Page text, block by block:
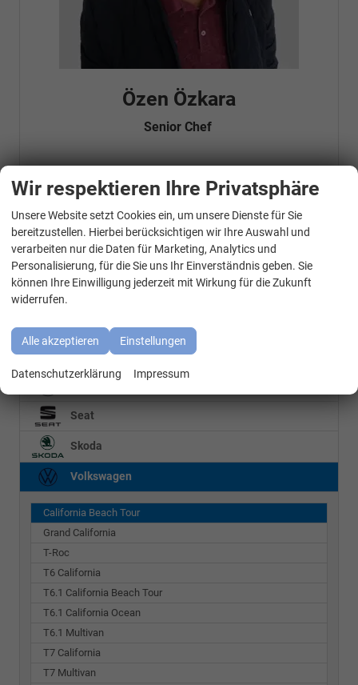
Özen Özkara
Senior Chef
Telefonnummer: 07181 - 47695 15
info@autohausrems.de
Fahrzeugnr.
Geparkte Fahrzeuge (0)
BMW
Cupra
Seat
Skoda
Volkswagen
California Beach Tour
Grand California
T-Roc
T6 California
T6.1 California Beach Tour
T6.1 California Ocean
T6.1 Multivan
T7 California
T7 Multivan
Wir respektieren Ihre Privatsphäre
Unsere Website setzt Cookies ein, um unsere Dienste für Sie
bereitzustellen. Hierbei berücksichtigen wir Ihre Auswahl und
verarbeiten nur die Daten für Marketing, Analytics und
Personalisierung, für die Sie uns Ihr Einverständnis geben. Sie
können Ihre Einwilligung jederzeit mit Wirkung für die Zukunft
widerrufen.
Alle akzeptieren Einstellungen
Datenschutzerklärung Impressum